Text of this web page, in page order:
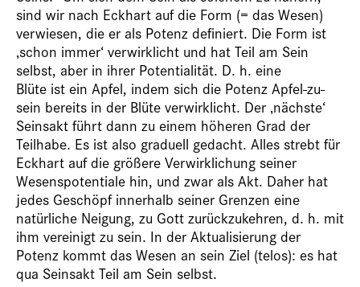
sind wir nach Eckhart auf die Form (= das Wesen)
verwiesen, die er als Potenz definiert. Die Form ist
‚schon immer‘ verwirklicht und hat Teil am Sein
selbst, aber in ihrer Potentialität. D. h. eine
Blüte ist ein Apfel, indem sich die Potenz Apfel-zu-
sein bereits in der Blüte verwirklicht. Der ‚nächste‘
Seinsakt führt dann zu einem höheren Grad der
Teilhabe. Es ist also graduell gedacht. Alles strebt für
Eckhart auf die größere Verwirklichung seiner
Wesenspotentiale hin, und zwar als Akt. Daher hat
jedes Geschöpf innerhalb seiner Grenzen eine
natürliche Neigung, zu Gott zurückzukehren, d. h. mit
ihm vereinigt zu sein. In der Aktualisierung der
Potenz kommt das Wesen an sein Ziel (telos): es hat
qua Seinsakt Teil am Sein selbst.